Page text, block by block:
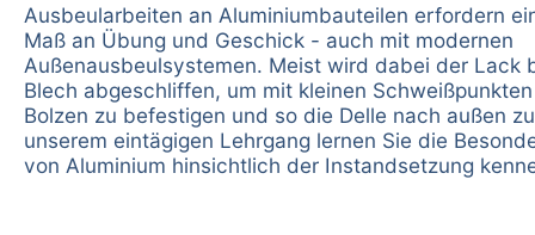
Ausbeularbeiten an Aluminiumbauteilen erfordern
Maß an Übung und Geschick - auch mit modernen
Außenausbeulsystemen. Meist wird dabei der Lack
Blech abgeschliffen, um mit kleinen
Bolzen zu befestigen und so die Delle nach außen
unserem eintägigen Lehrgang lernen Sie die
von Aluminium hinsichtlich der Instandsetzung